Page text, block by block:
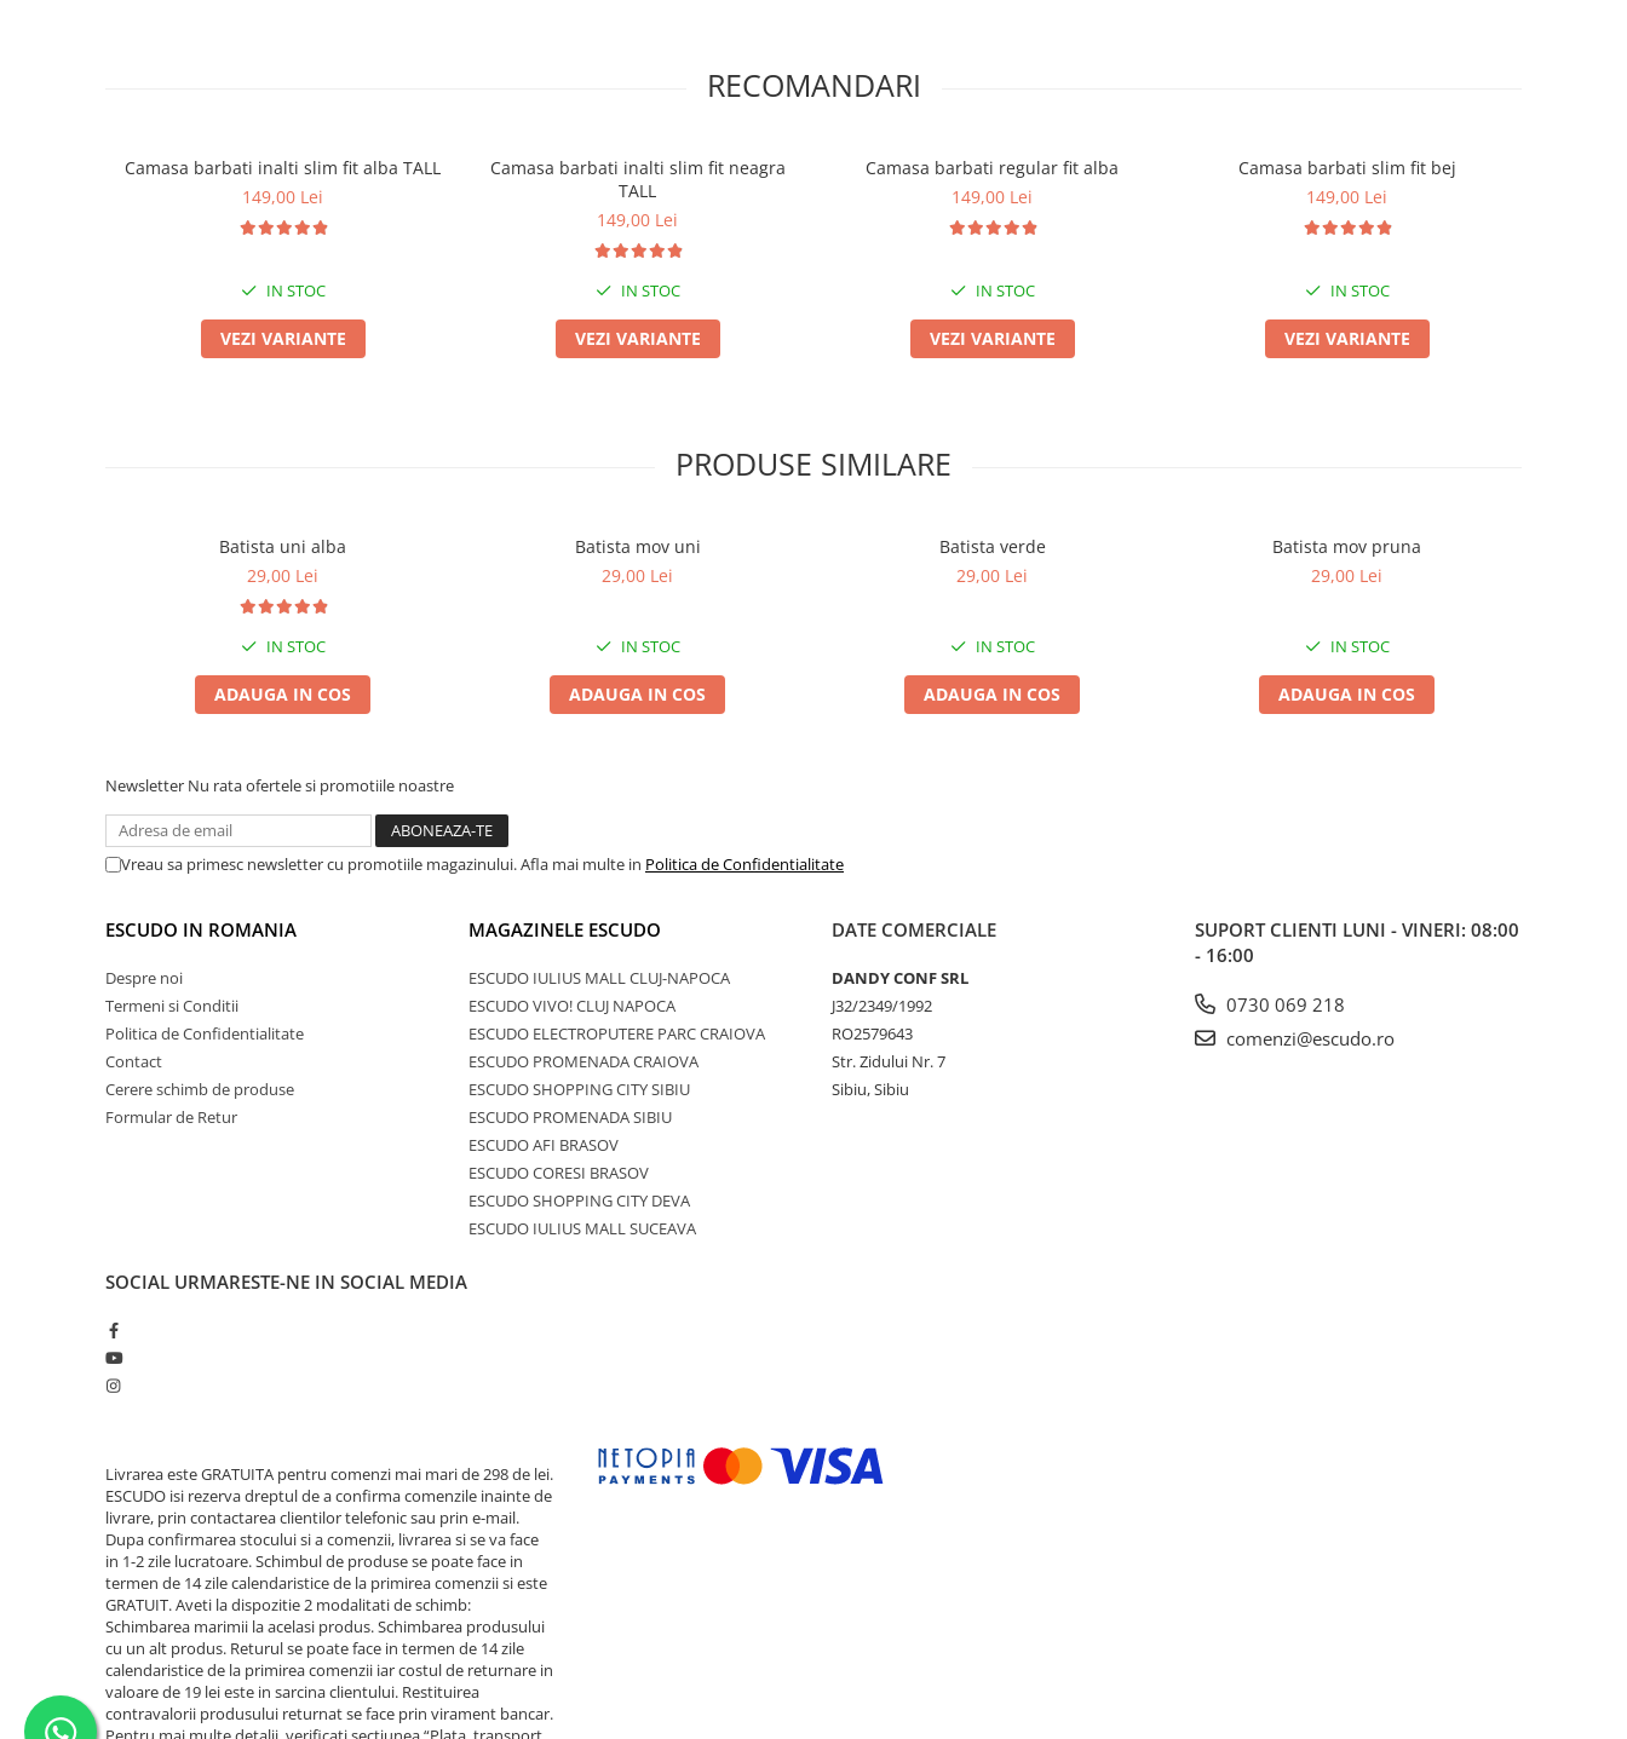
RECOMANDARI
Camasa barbati inalti slim fit alba TALL
149,00 Lei
IN STOC
VEZI VARIANTE
Camasa barbati inalti slim fit neagra
TALL
149,00 Lei
IN STOC
VEZI VARIANTE
Camasa barbati regular fit alba
149,00 Lei
IN STOC
VEZI VARIANTE
Camasa barbati slim fit bej
149,00 Lei
IN STOC
VEZI VARIANTE
PRODUSE SIMILARE
Batista uni alba
29,00 Lei
IN STOC
ADAUGA IN COS
Batista mov uni
29,00 Lei
IN STOC
ADAUGA IN COS
Batista verde
29,00 Lei
IN STOC
ADAUGA IN COS
Batista mov pruna
29,00 Lei
IN STOC
ADAUGA IN COS
Newsletter Nu rata ofertele si promotiile noastre
Vreau sa primesc newsletter cu promotiile magazinului. Afla mai multe in Politica de Confidentialitate
ESCUDO IN ROMANIA
Despre noi
Termeni si Conditii
Politica de Confidentialitate
Contact
Cerere schimb de produse
Formular de Retur
MAGAZINELE ESCUDO
ESCUDO IULIUS MALL CLUJ-NAPOCA
ESCUDO VIVO! CLUJ NAPOCA
ESCUDO ELECTROPUTERE PARC CRAIOVA
ESCUDO PROMENADA CRAIOVA
ESCUDO SHOPPING CITY SIBIU
ESCUDO PROMENADA SIBIU
ESCUDO AFI BRASOV
ESCUDO CORESI BRASOV
ESCUDO SHOPPING CITY DEVA
ESCUDO IULIUS MALL SUCEAVA
DATE COMERCIALE
DANDY CONF SRL
J32/2349/1992
RO2579643
Str. Zidului Nr. 7
Sibiu, Sibiu
SUPORT CLIENTI LUNI - VINERI: 08:00
- 16:00
0730 069 218
comenzi@escudo.ro
SOCIAL URMARESTE-NE IN SOCIAL MEDIA
Livrarea este GRATUITA pentru comenzi mai mari de 298 de lei.
ESCUDO isi rezerva dreptul de a confirma comenzile inainte de
livrare, prin contactarea clientilor telefonic sau prin e-mail.
Dupa confirmarea stocului si a comenzii, livrarea si se va face
in 1-2 zile lucratoare. Schimbul de produse se poate face in
termen de 14 zile calendaristice de la primirea comenzii si este
GRATUIT. Aveti la dispozitie 2 modalitati de schimb:
Schimbarea marimii la acelasi produs. Schimbarea produsului
cu un alt produs. Returul se poate face in termen de 14 zile
calendaristice de la primirea comenzii iar costul de returnare in
valoare de 19 lei este in sarcina clientului. Restituirea
contravalorii produsului returnat se face prin virament bancar.